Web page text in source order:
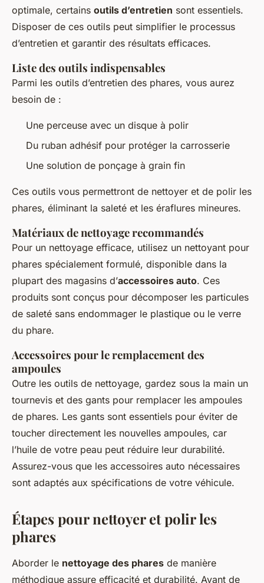
optimale, certains outils d’entretien sont essentiels.
Disposer de ces outils peut simplifier le processus
d’entretien et garantir des résultats efficaces.
Liste des outils indispensables
Parmi les outils d’entretien des phares, vous aurez
besoin de :
Une perceuse avec un disque à polir
Du ruban adhésif pour protéger la carrosserie
Une solution de ponçage à grain fin
Ces outils vous permettront de nettoyer et de polir les
phares, éliminant la saleté et les éraflures mineures.
Matériaux de nettoyage recommandés
Pour un nettoyage efficace, utilisez un nettoyant pour
phares spécialement formulé, disponible dans la
plupart des magasins d’accessoires auto. Ces
produits sont conçus pour décomposer les particules
de saleté sans endommager le plastique ou le verre
du phare.
Accessoires pour le remplacement des
ampoules
Outre les outils de nettoyage, gardez sous la main un
tournevis et des gants pour remplacer les ampoules
de phares. Les gants sont essentiels pour éviter de
toucher directement les nouvelles ampoules, car
l’huile de votre peau peut réduire leur durabilité.
Assurez-vous que les accessoires auto nécessaires
sont adaptés aux spécifications de votre véhicule.
Étapes pour nettoyer et polir les
phares
Aborder le nettoyage des phares de manière
méthodique assure efficacité et durabilité. Avant de